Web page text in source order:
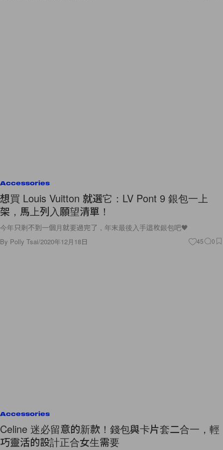
Accessories
想買 Louis Vuitton 就選它：LV Pont 9 銀包一上
架，馬上列入願望清單！
今年只剩不到一個月就要過完了，年末最後入手這枚銀包吧🖤
By Polly Tsai/2020年12月18日 45 0
Accessories
Celine 迷必留意的新款！錢包與卡片套二合一，輕
巧靈活的設計正合女生需要